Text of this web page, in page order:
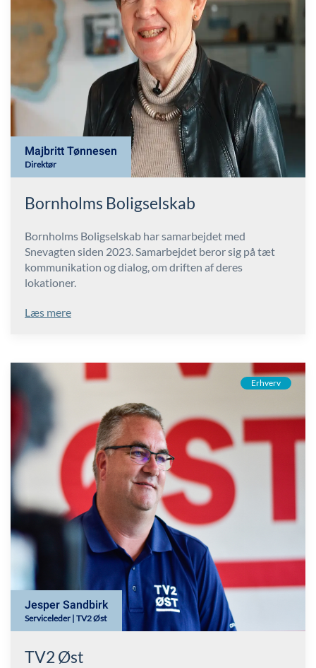
Majbritt Tønnesen
Direktør
Bornholms Boligselskab
Bornholms Boligselskab har samarbejdet med
Snevagten siden 2023. Samarbejdet beror sig på tæt
kommunikation og dialog, om driften af deres
lokationer.
Læs mere
Erhverv
Jesper Sandbirk
Serviceleder | TV2 Øst
TV2 Øst